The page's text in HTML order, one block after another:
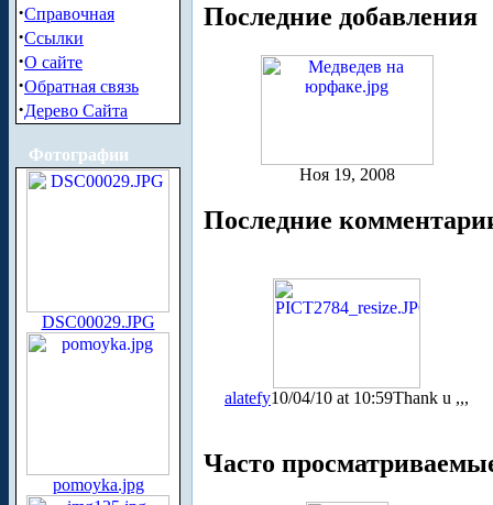
·Справочная
·Ссылки
·О сайте
·Обратная связь
·Дерево Сайта
Фотографии
DSC00029.JPG
pomoyka.jpg
Последние добавления
Ноя 19, 2008
Последние
alatefy10/04/10 at 10:59Thank u ,,,
Часто